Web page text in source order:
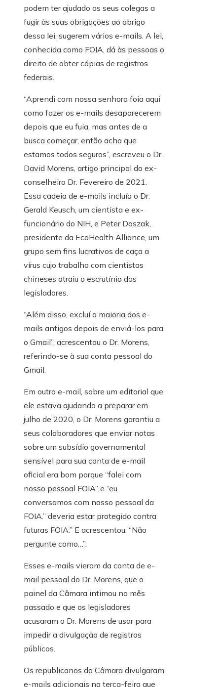
podem ter ajudado os seus colegas a
fugir às suas obrigações ao abrigo
dessa lei, sugerem vários e-mails. A lei,
conhecida como FOIA, dá às pessoas o
direito de obter cópias de registros
federais.
“Aprendi com nossa senhora foia aqui
como fazer os e-mails desaparecerem
depois que eu fuia, mas antes de a
busca começar, então acho que
estamos todos seguros”, escreveu o Dr.
David Morens, artigo principal do ex-
conselheiro Dr. Fevereiro de 2021.
Essa cadeia de e-mails incluía o Dr.
Gerald Keusch, um cientista e ex-
funcionário do NIH, e Peter Daszak,
presidente da EcoHealth Alliance, um
grupo sem fins lucrativos de caça a
vírus cujo trabalho com cientistas
chineses atraiu o escrutínio dos
legisladores.
“Além disso, excluí a maioria dos e-
mails antigos depois de enviá-los para
o Gmail”, acrescentou o Dr. Morens,
referindo-se à sua conta pessoal do
Gmail.
Em outro e-mail, sobre um editorial que
ele estava ajudando a preparar em
julho de 2020, o Dr. Morens garantiu a
seus colaboradores que enviar notas
sobre um subsídio governamental
sensível para sua conta de e-mail
oficial era bom porque “falei com
nosso pessoal FOIA” e “eu
conversamos com nosso pessoal da
FOIA.” deveria estar protegido contra
futuras FOIA.” E acrescentou: “Não
pergunte como…”.
Esses e-mails vieram da conta de e-
mail pessoal do Dr. Morens, que o
painel da Câmara intimou no mês
passado e que os legisladores
acusaram o Dr. Morens de usar para
impedir a divulgação de registros
públicos.
Os republicanos da Câmara divulgaram
e-mails adicionais na terça-feira que